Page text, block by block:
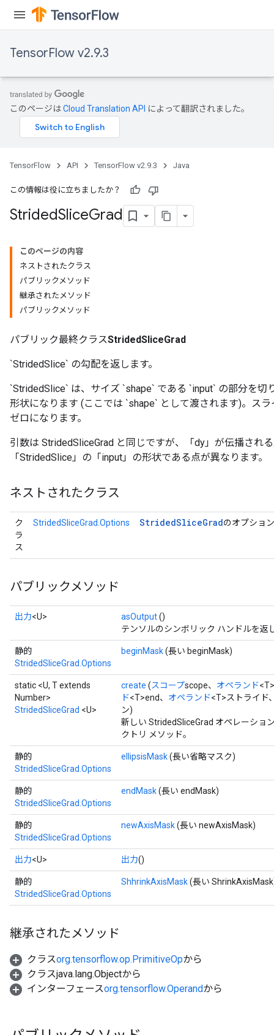
TensorFlow v2.9.3
このページはCloud Translation API によって翻訳されました。
TensorFlow API TensorFlow v2.9.3 Java
この情報は役に立ちましたか？
StridedSliceGrad
このページの内容
ネストされたクラス
パブリックメソッド
継承されたメソッド
パブリックメソッド
パブリック最終クラスStridedSliceGrad
`StridedSlice` の勾配を返します。
`StridedSlice` は、サイズ `shape` である `input` の部分を
形状になります (ここでは `shape` として渡されます)。ス
ゼロになります。
引数は StridedSliceGrad と同じですが、「dy」が伝播され
「StridedSlice」の「input」の形状である点が異なります。
ネストされたクラス
ク
ラ
ス
StridedSliceGrad.Options StridedSliceGradのオプショ
パブリックメソッド
出力<U> asOutput()
テンソルのシンボリック ハンドルを返
静的
StridedSliceGrad.Options
beginMask(長い beginMask)
static <U, T extends
Number>
StridedSliceGrad <U>
create (スコープscope、 オペランド
ド<T>end、 オペランド<T>ストライド
ン)
新しい StridedSliceGrad オペレーショ
クトリ メソッド。
静的
StridedSliceGrad.Options
ellipsisMask(長い省略マスク)
静的
StridedSliceGrad.Options
endMask(長い endMask)
静的
StridedSliceGrad.Options
newAxisMask(長い newAxisMask)
出力<U> 出力()
静的
StridedSliceGrad.Options
ShhrinkAxisMask(長い
継承されたメソッド
クラスorg.tensorflow.op.PrimitiveOpから
クラスjava.lang.Objectから
インターフェースorg.tensorflow.Operandから